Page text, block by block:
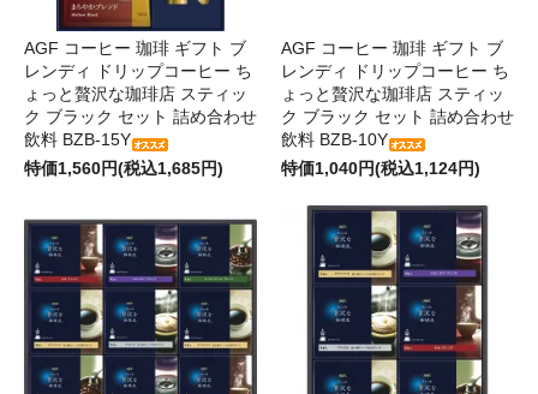
AGF コーヒー 珈琲 ギフト ブ
レンディ ドリップコーヒー ち
ょっと贅沢な珈琲店 スティッ
ク ブラック セット 詰め合わせ
飲料 BZB-15Y
特価1,560円(税込1,685円)
AGF コーヒー 珈琲 ギフト ブ
レンディ ドリップコーヒー ち
ょっと贅沢な珈琲店 スティッ
ク ブラック セット 詰め合わせ
飲料 BZB-10Y
特価1,040円(税込1,124円)